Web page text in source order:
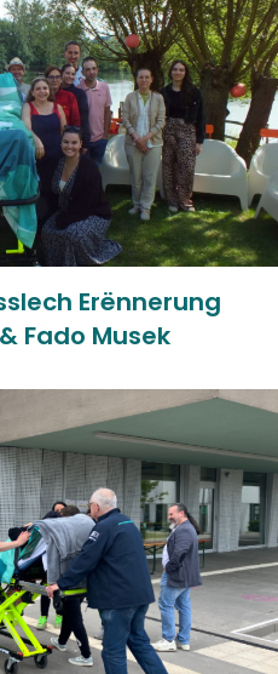
Erënnerung
Fado Musek